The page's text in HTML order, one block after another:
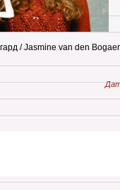
/ Jasmine van den